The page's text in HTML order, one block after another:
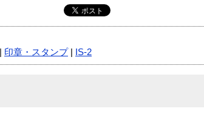
印章・スタンプ| IS-2